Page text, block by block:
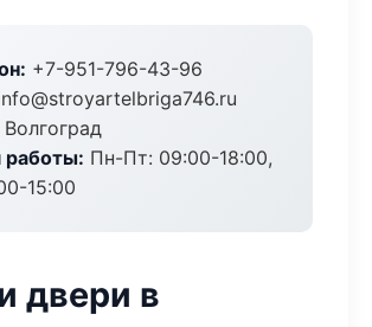
+7-951-796-43-96
Волгоград
Пн-Пт: 09:00-18:00,
15:00
двери в